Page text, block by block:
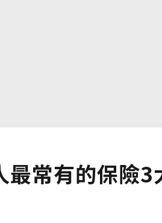
常有的保險3